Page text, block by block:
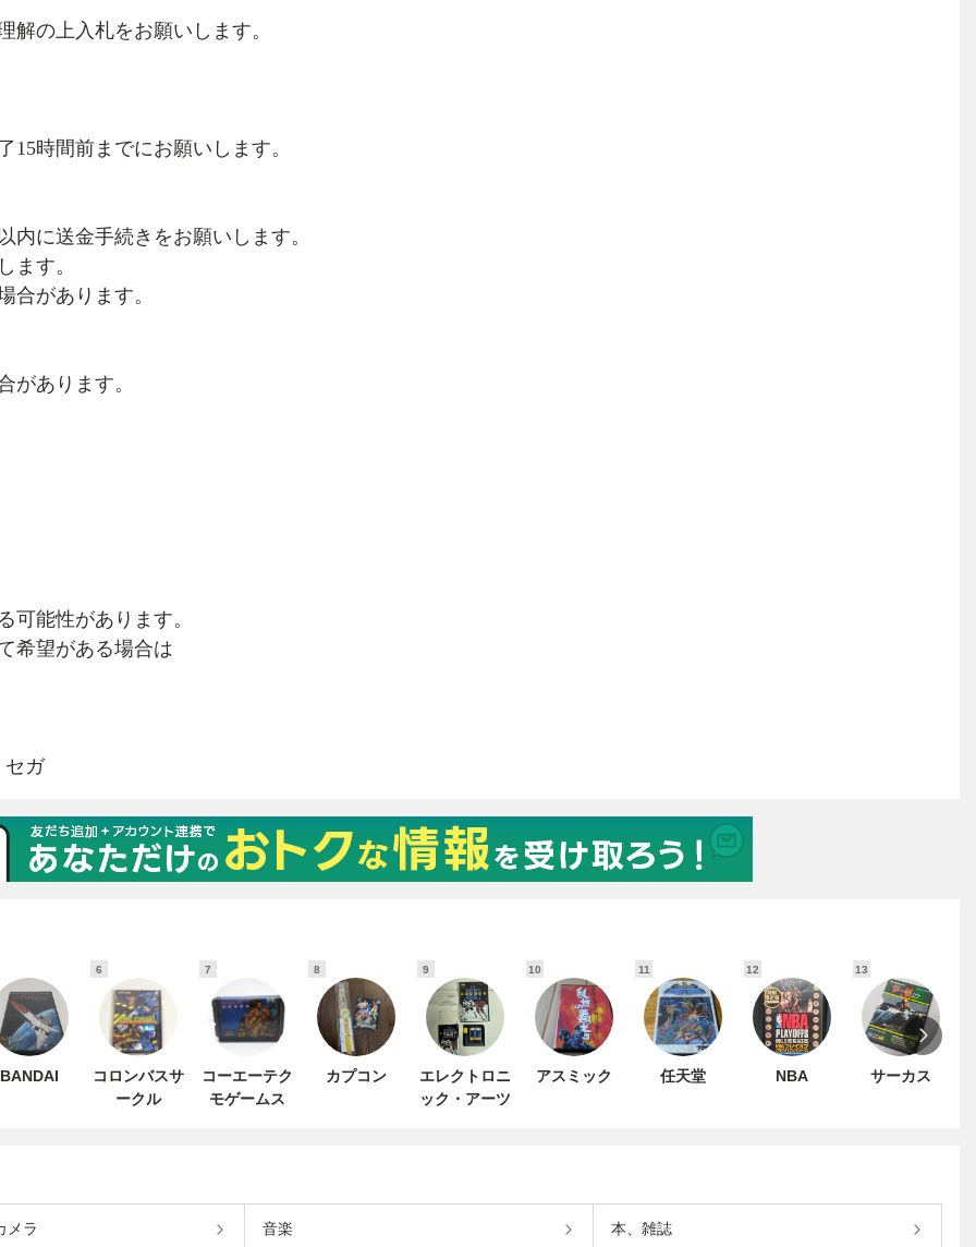
BANDAI
6
コロンバスサ
ークル
7
コーエーテク
モゲームス
8
カプコン
9
エレクトロニ
ック・アーツ
10
アスミック
11
任天堂
12
NBA
13
サーカス
メラ 音楽 本、雑誌